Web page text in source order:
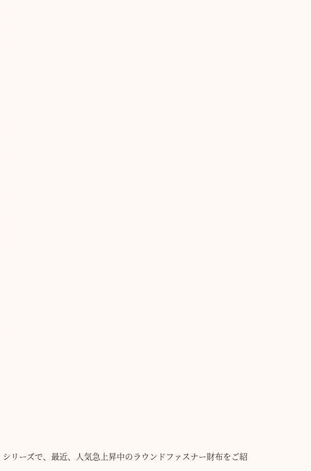
リーズで、最近、人気急上昇中のラウンドファスナー財布をご紹